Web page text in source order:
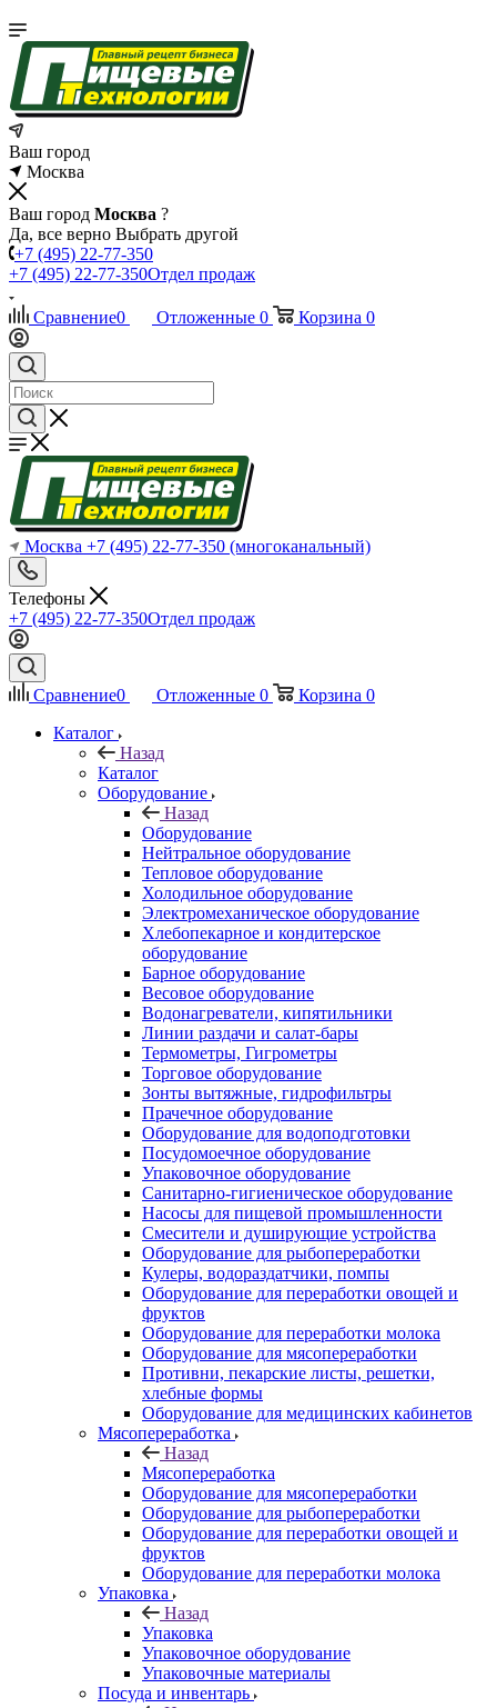
Ваш город
Москва
Ваш город Москва ?
Да, все верно Выбрать другой
+7 (495) 22-77-350
+7 (495) 22-77-350Отдел продаж
Сравнение0 Отложенные 0 Корзина 0
Москва +7 (495) 22-77-350 (многоканальный)
Телефоны
+7 (495) 22-77-350Отдел продаж
Сравнение0 Отложенные 0 Корзина 0
Каталог
Назад
Каталог
Оборудование
Назад
Оборудование
Нейтральное оборудование
Тепловое оборудование
Холодильное оборудование
Электромеханическое оборудование
Хлебопекарное и кондитерское
оборудование
Барное оборудование
Весовое оборудование
Водонагреватели, кипятильники
Линии раздачи и салат-бары
Термометры, Гигрометры
Торговое оборудование
Зонты вытяжные, гидрофильтры
Прачечное оборудование
Оборудование для водоподготовки
Посудомоечное оборудование
Упаковочное оборудование
Санитарно-гигиеническое оборудование
Насосы для пищевой промышленности
Смесители и душирующие устройства
Оборудование для рыбопереработки
Кулеры, водораздатчики, помпы
Оборудование для переработки овощей и
фруктов
Оборудование для переработки молока
Оборудование для мясопереработки
Противни, пекарские листы, решетки,
хлебные формы
Оборудование для медицинских кабинетов
Мясопереработка
Назад
Мясопереработка
Оборудование для мясопереработки
Оборудование для рыбопереработки
Оборудование для переработки овощей и
фруктов
Оборудование для переработки молока
Упаковка
Назад
Упаковка
Упаковочное оборудование
Упаковочные материалы
Посуда и инвентарь